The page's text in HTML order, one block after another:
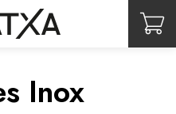
Inox